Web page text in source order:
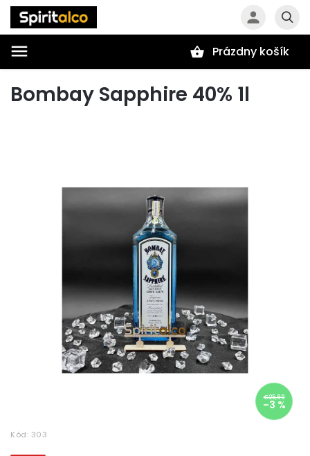
Prázdny košík
Bombay Sapphire 40% 1l
€25,89
–3 %
Kód: 303